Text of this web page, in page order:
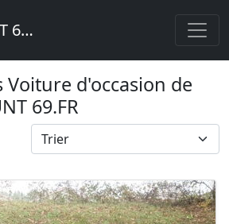
AUTODISCOUNT 69.FR
Voiture d'occasion de
69.FR